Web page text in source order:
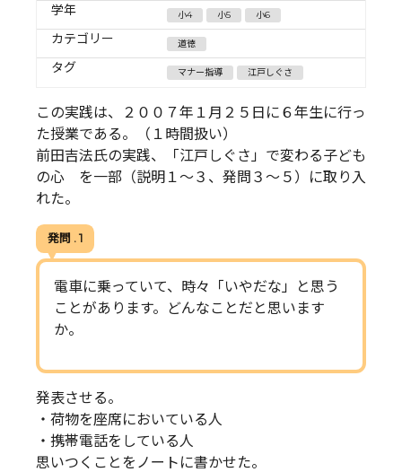
学年 小4 小5 小6
カテゴリー 道徳
タグ マナー指導 江戸しぐさ
この実践は、２００７年１月２５日に６年生に行っ
た授業である。（１時間扱い）
前田吉法氏の実践、「江戸しぐさ」で変わる子ども
の心 を一部（説明１～３、発問３～５）に取り入
れた。
発問 . 1
電車に乗っていて、時々「いやだな」と思う
ことがあります。どんなことだと思います
か。
発表させる。
・荷物を座席においている人
・携帯電話をしている人
思いつくことをノートに書かせた。